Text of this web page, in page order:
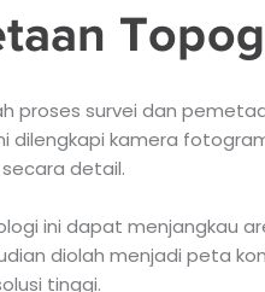
proses survei dan
dilengkapi kamera
detail.
ini dapat menjangkau
diolah menjadi peta
tinggi.